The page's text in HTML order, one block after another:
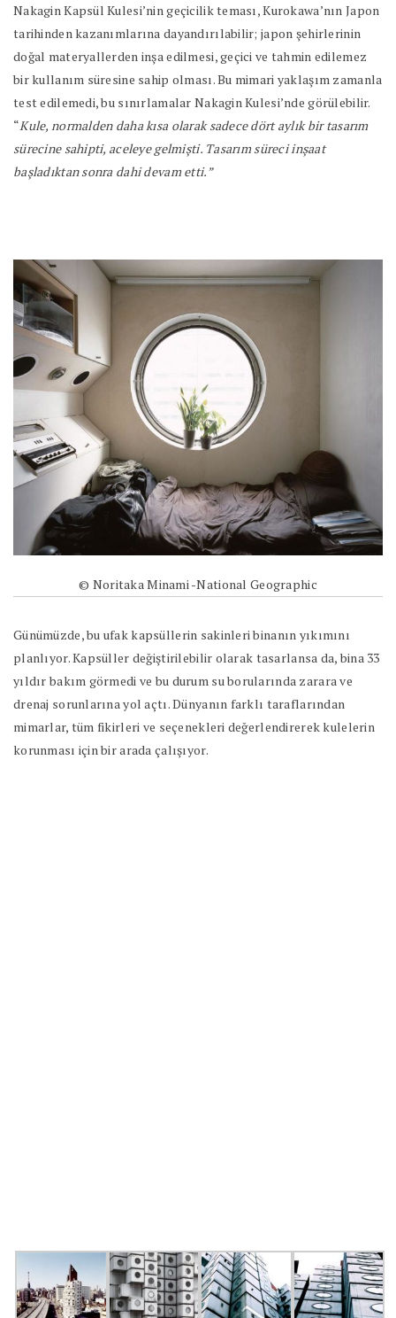
Nakagin Kapsül Kulesi’nin geçicilik teması, Kurokawa’nın Japon
tarihinden kazanımlarına dayandırılabilir; japon şehirlerinin
doğal materyallerden inşa edilmesi, geçici ve tahmin edilemez
bir kullanım süresine sahip olması. Bu mimari yaklaşım zamanla
test edilemedi, bu sınırlamalar Nakagin Kulesi’nde görülebilir.
“Kule, normalden daha kısa olarak sadece dört aylık bir tasarım
sürecine sahipti, aceleye gelmişti. Tasarım süreci inşaat
başladıktan sonra dahi devam etti.”
© Noritaka Minami -National Geographic
Günümüzde, bu ufak kapsüllerin sakinleri binanın yıkımını
planlıyor. Kapsüller değiştirilebilir olarak tasarlansa da, bina 33
yıldır bakım görmedi ve bu durum su borularında zarara ve
drenaj sorunlarına yol açtı. Dünyanın farklı taraflarından
mimarlar, tüm fikirleri ve seçenekleri değerlendirerek kulelerin
korunması için bir arada çalışıyor.